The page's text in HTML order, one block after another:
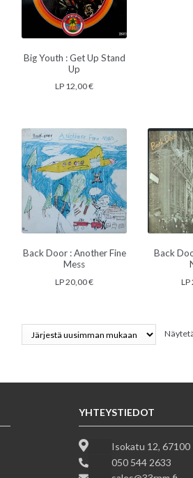
Big Youth : Get Up Stand
Up
LP 12,00€
Back Door : Another Fine
Mess
LP20,00€
Back
LP
YHTEYSTIEDOT
Isokatu 12, 67100
050 544 2633